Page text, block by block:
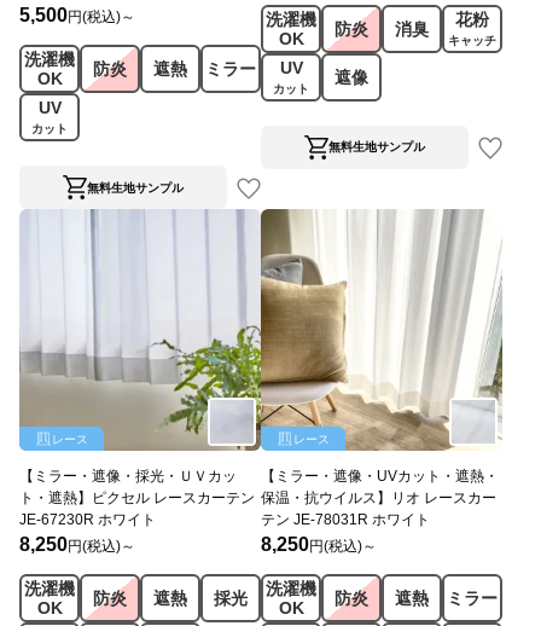
5,500円(税込)～
洗濯機
OK
防炎 遮熱
ミラー
UV
カット
無料生地サンプル
洗濯機
OK
防炎 消臭 花粉
キャッチ
UV
カット
遮像
無料生地サンプル
レース
【ミラー・遮像・採光・ＵＶカッ
ト・遮熱】ピクセル レースカーテン
JE-67230R ホワイト
8,250円(税込)～
洗濯機
OK
防炎 遮熱 採光
レース
【ミラー・遮像・UVカット・遮熱・
保温・抗ウイルス】リオ レースカー
テン JE-78031R ホワイト
8,250円(税込)～
洗濯機
OK
防炎 遮熱 ミラー